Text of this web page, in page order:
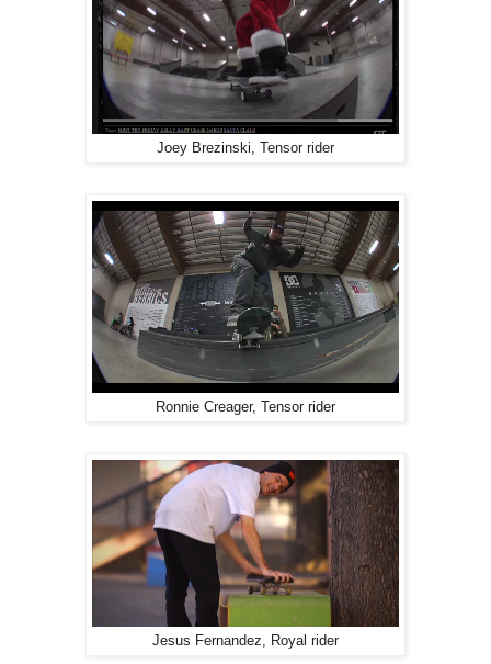
Joey Brezinski, Tensor rider
Ronnie Creager, Tensor rider
Jesus Fernandez, Royal rider